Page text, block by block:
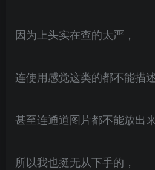
因为上头实在查的太严，
连使用感觉这类的都不能描
甚至连通道图片都不能放出
所以我也挺无从下手的，